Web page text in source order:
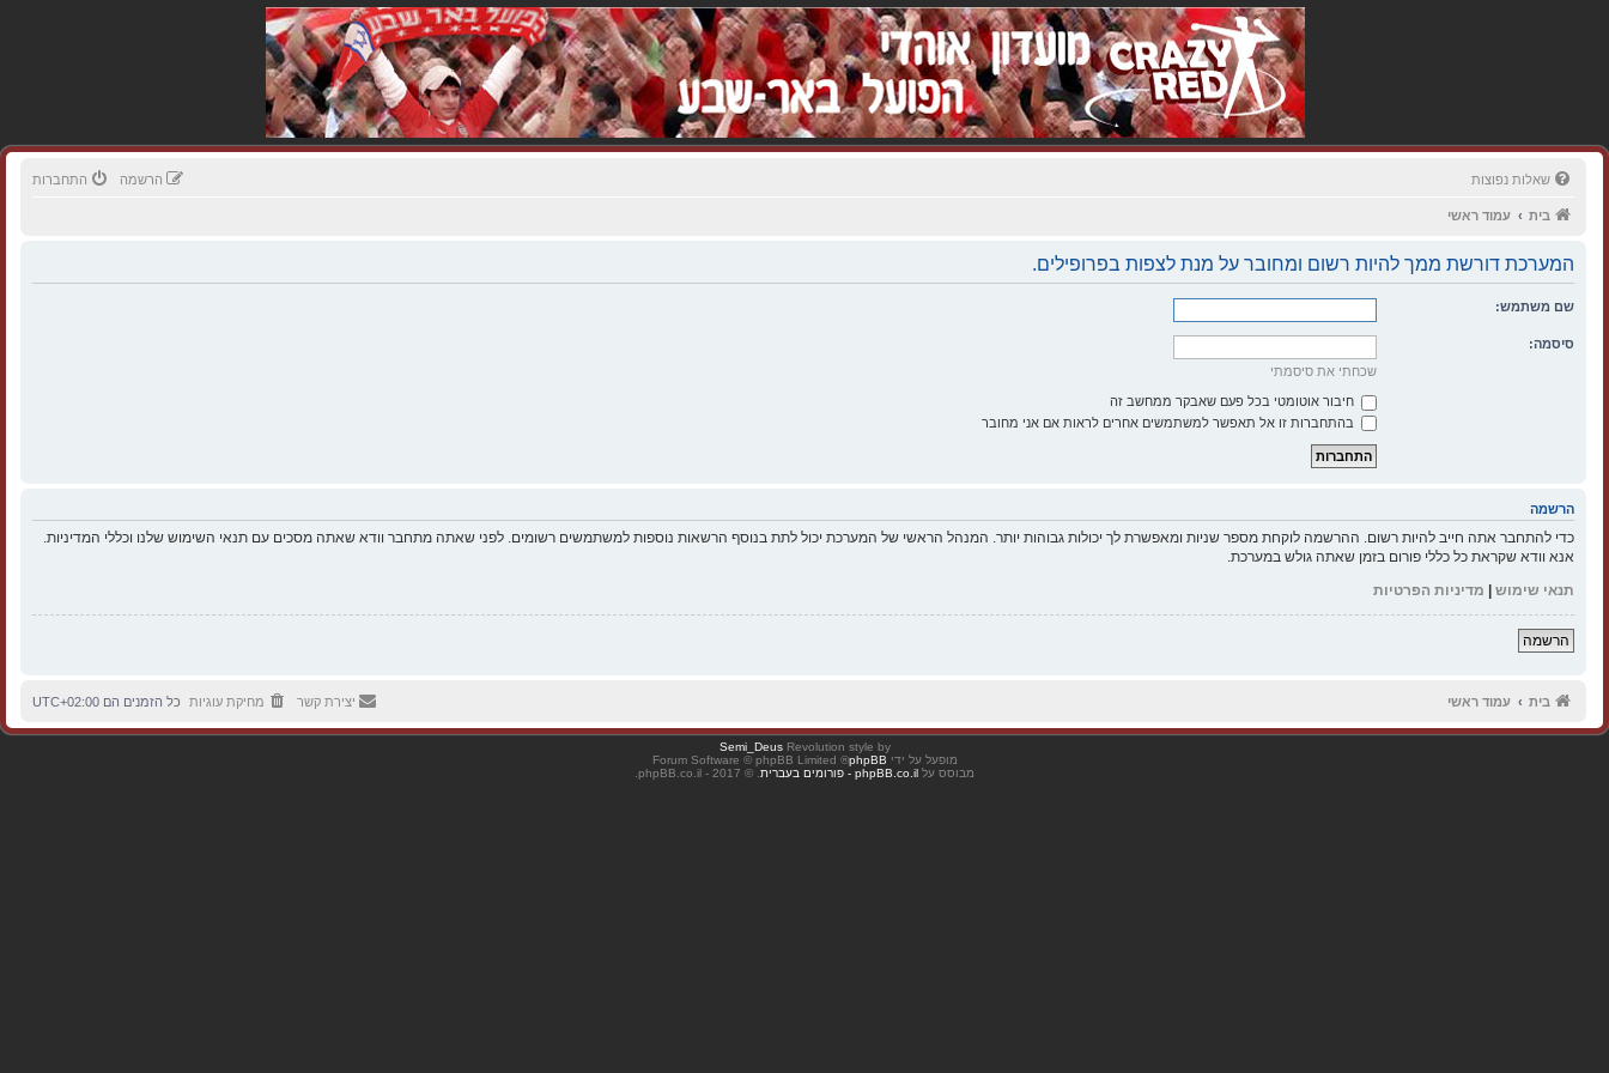
שאלות נפוצות התחברות הרשמה
בית עמוד ראשי
המערכת דורשת ממך להיות רשום ומחובר על מנת לצפות בפרופילים.
שם משתמש:
סיסמה:
שכחתי את סיסמתי
חיבור אוטומטי בכל פעם שאבקר ממחשב זה
בהתחברות זו אל תאפשר למשתמשים אחרים לראות אם אני מחובר
הרשמה
כדי להתחבר אתה חייב להיות רשום. ההרשמה לוקחת מספר שניות ומאפשרת לך יכולות גבוהות יותר. המנהל הראשי של המערכת יכול לתת בנוסף הרשאות נוספות למשתמשים רשומים. לפני שאתה מתחבר וודא שאתה מסכים עם תנאי השימוש שלנו וכללי המדיניות.
אנא וודא שקראת כל כללי פורום בזמן שאתה גולש במערכת.
תנאי שימוש | מדיניות הפרטיות
הרשמה
בית עמוד ראשי כל הזמנים הם UTC+02:00 מחיקת עוגיות יצירת קשר
Revolution style by
Semi_Deus
מופעל על ידי phpBB
® Forum Software © phpBB Limited
מבוסס על phpBB.co.il - פורומים בעברית . © 2017 - phpBB.co.il.